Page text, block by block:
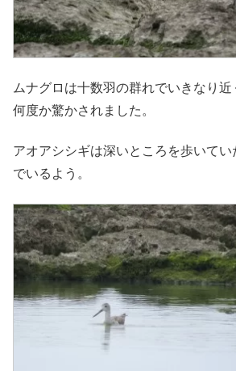
ムナグロは十数羽の群れでいきなり
何度か驚かされました。
アオアシシギは深いところを歩いて
でいるよう。